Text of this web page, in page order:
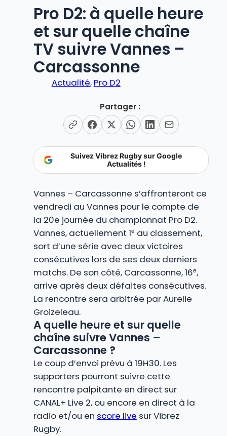
Pro D2: à quelle heure
et sur quelle chaîne
TV suivre Vannes –
Carcassonne
Actualité, Pro D2
Partager :
Suivez Vibrez Rugby sur Google
Actualités !
Vannes – Carcassonne s’affronteront ce
vendredi au Vannes pour le compte de
la 20e journée du championnat Pro D2.
Vannes, actuellement 1ᵉ au classement,
sort d’une série avec deux victoires
consécutives lors de ses deux derniers
matchs. De son côté, Carcassonne, 16ᵉ,
arrive après deux défaites consécutives.
La rencontre sera arbitrée par Aurelie
Groizeleau.
A quelle heure et sur quelle
chaîne suivre Vannes –
Carcassonne ?
Le coup d’envoi prévu à 19H30. Les
supporters pourront suivre cette
rencontre palpitante en direct sur
CANAL+ Live 2, ou encore en direct à la
radio et/ou en score live sur Vibrez
Rugby.